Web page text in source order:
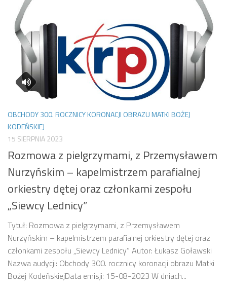
OBCHODY 300. ROCZNICY KORONACJI OBRAZU MATKI BOŻEJ
KODEŃSKIEJ
15 SIERPNIA 2023
Rozmowa z pielgrzymami, z Przemysławem
Nurzyńskim – kapelmistrzem parafialnej
orkiestry dętej oraz członkami zespołu
„Siewcy Lednicy”
Tytuł: Rozmowa z pielgrzymami, z Przemysławem
Nurzyńskim – kapelmistrzem parafialnej orkiestry dętej oraz
członkami zespołu „Siewcy Lednicy” Autor: Łukasz Goławski
Nazwa audycji: Obchody 300. rocznicy koronacji obrazu Matki
Bożej KodeńskiejData emisji: 15-08-2023 W dniach...